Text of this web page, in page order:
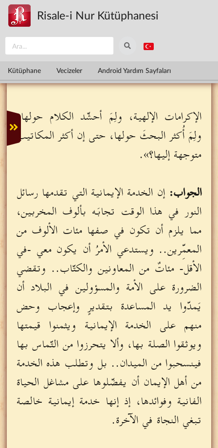
Ana içeriğe atla
Risale-i Nur Kütüphanesi
Kütüphane Vecizeler Android Yardım Sayfaları
الإكرامات الإلهية، ولِمَ أحشّد الكلام حولها،
ولِمَ أُكثر البحثَ حولها، حتى إن أكثر المكاتيب
متوجهة إليها؟».
الجواب: إن الخدمة الإيمانية التي تقدمها رسائل
النور في هذا الوقت تجابَه بألوف المخربين،
مما يلزم أن تكون في صفها مئات الألوف من
المعمِّرين.. ويستدعي الأمرُ أن يكون معي -في
الأقل- مئاتٌ من المعاونين والكتّاب.. وتقضي
الضرورة على الأمة والمسؤولين في البلاد أن
يَمدّوا يد المساعدة بتقديرٍ وإعجاب وحض
منهم على الخدمة الإيمانية ويثمنوا قيمتها
ويوثقوا الصلة بها، وألا يتحرزوا من التّماس بها
فينسحبوا من الميدان.. بل وتطلب هذه الخدمة
من أهل الإيمان أن يفضّلوها على مشاغل الحياة
الفانية وفوائدها، إذ إنها خدمة إيمانية خالصة
تبغي النجاة في الآخرة.